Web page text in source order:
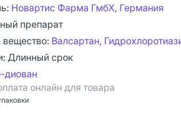
Новартис Фарма ГмбХ, Германия
препарат
Валсартан,
Длинный срок
онлайн для товара